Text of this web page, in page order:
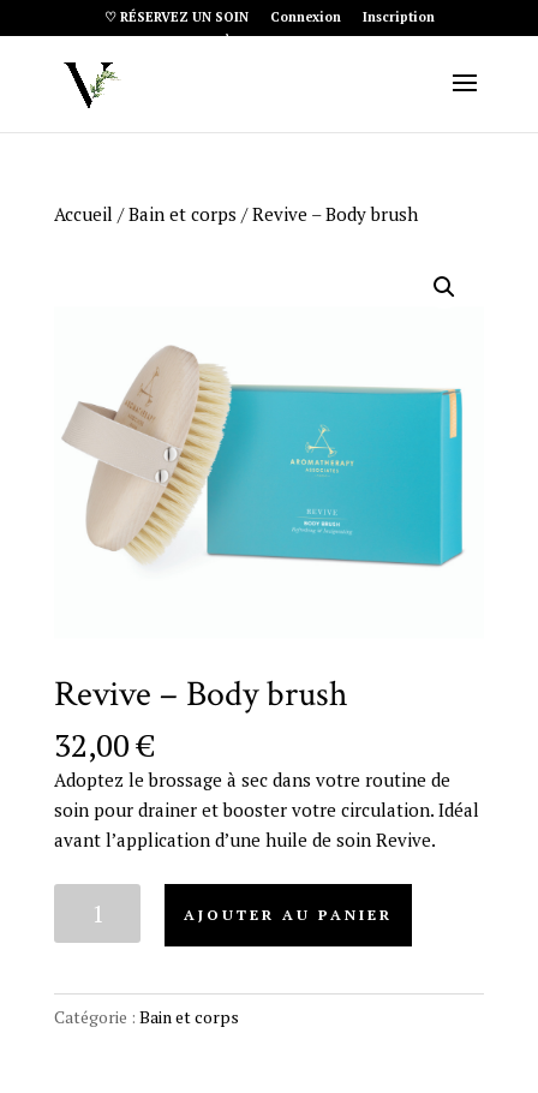
♡ RÉSERVEZ UN SOIN Connexion Inscription
Article 0
Accueil /Bain et corps / Revive – Body brush
Revive – Body brush
32,00€
Adoptez le brossage à sec dans votre routine de
soin pour drainer et booster votre circulation. Idéal
avant l’application d’une huile de soin Revive.
-
Body
AJOUTER AU PANIER
Catégorie : Bain et corps